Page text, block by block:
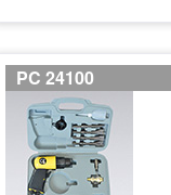
PC 24100